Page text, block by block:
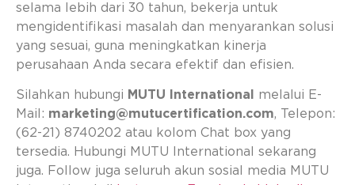
selama lebih dari 30 tahun, bekerja untuk
mengidentifikasi masalah dan menyarankan solusi
yang sesuai, guna meningkatkan kinerja
perusahaan Anda secara efektif dan efisien.
Silahkan hubungi MUTU International
melalui E-
Mail: marketing@mutucertification.com, Telepon:
(62-21) 8740202 atau kolom Chat box yang
tersedia. Hubungi MUTU International sekarang
juga. Follow juga seluruh akun sosial media MUTU